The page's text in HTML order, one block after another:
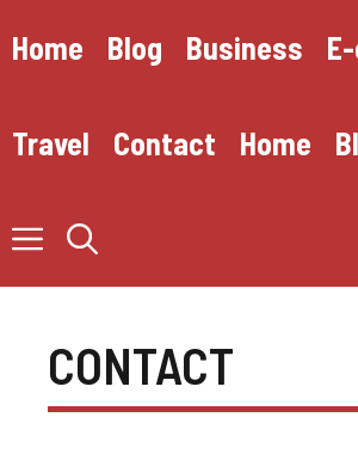
toHome Blog Business
Travel Contact Home
CONTACT